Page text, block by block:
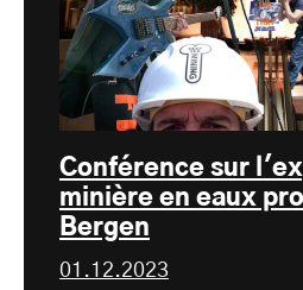
Conférence sur
minière en eaux
Bergen
01.12.2023